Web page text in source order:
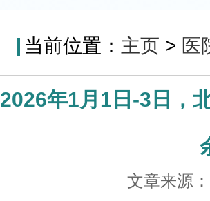
当前位置： 主页 > 医
2026年1月1日-3日，
文章来源